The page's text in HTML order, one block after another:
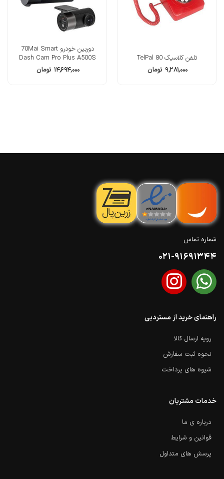
تلفن کلاسیک TelPal 80
۹,۲۸۱,۰۰۰ تومان
دوربین خودرو 70Mai Smart
Dash Cam Pro Plus A500S
۱۴,۶۹۴,۰۰۰ تومان
شماره تماس
021-91691344
راهنمای خرید از مستردبی
رویه ارسال کالا
نحوه ثبت سفارش
شیوه های پرداخت
خدمات مشتریان
درباره ی ما
قوانین و شرایط
پرسش های متداول